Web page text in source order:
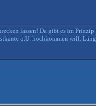
lassen! Da gibt es im
o.U. hochkommen will.